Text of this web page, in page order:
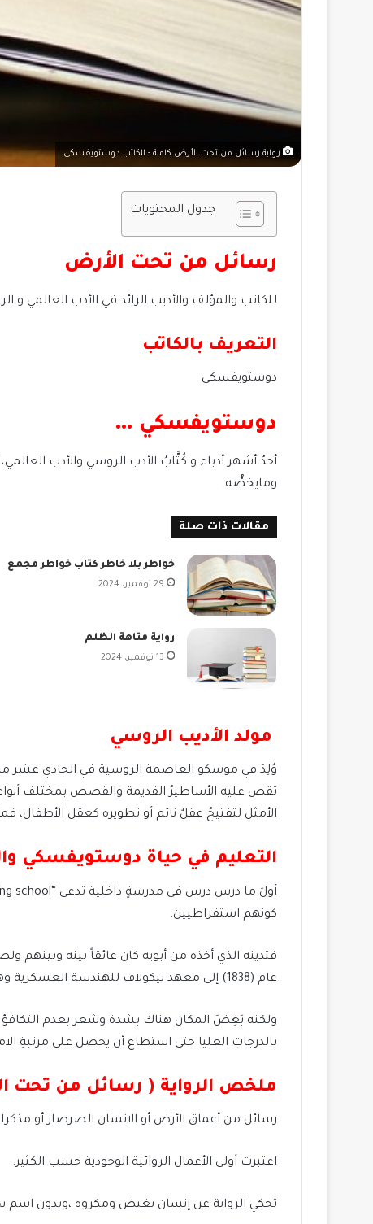
رواية رسائل من تحت الأرض كاملة - للكاتب دوستويفسكى
جدول المحتويات
رسائل من تحت الأرض
للكاتب والمؤلف والأديب الرائد في الأدب العالمي
التعريف بالكاتب
دوستويفسكي
دوستويفسكي …
أحدُ أشهر أدباء و كُتَّابُ الأدب الروسي والأدب
ومايخصُّه.
مقالات ذات صلة
خواطر بلا خاطر كتاب خواطر مجمع
29 نوفمبر، 2024
رواية متاهة الظلم
13 نوفمبر، 2024
مولد الأديب الروسي
تقص عليه الأساطيرُ القديمة والقصص بمختلف
الأمثل لتفتيحُ عقلٌ نائم أو تطويره كعقل الأطفال،
التعليم في حياة دوستويفسكي
كونهم استقراطيين.
فتدينه الذي أخذه من أبويه كان عائقاً بينه
عام (1838) إلى معهد نيكولاف للهندسة العسكرية وهو في طريقه للثامنةِ عشرَ من عمره.
ولكنه بَغِضَ المكان هناك بشدة وشعر بعدم التكافؤ
بالدرجاتِ العليا حتى استطاع أن يحصل على مرتبةِ
ملخص الرواية ( رسائل من تحت
رسائل من أعماق الأرض أو الانسان الصرصار أو
اعتبرت أولى الأعمال الروائية الوجودية حسب الكثير.
تحكي الرواية عن إنسان بغيض ومكروه ،وبدون اسم